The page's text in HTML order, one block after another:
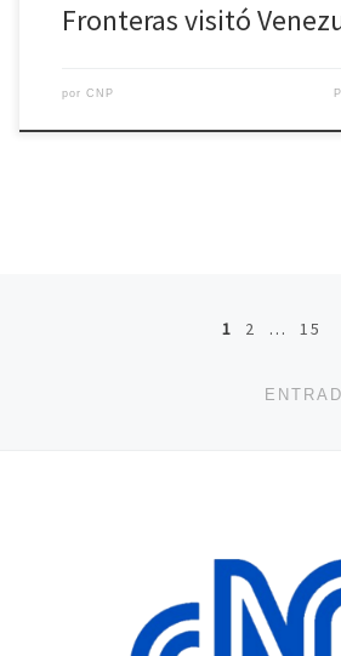
Fronteras visitó
por CNP
Navegación de
1 2 … 15